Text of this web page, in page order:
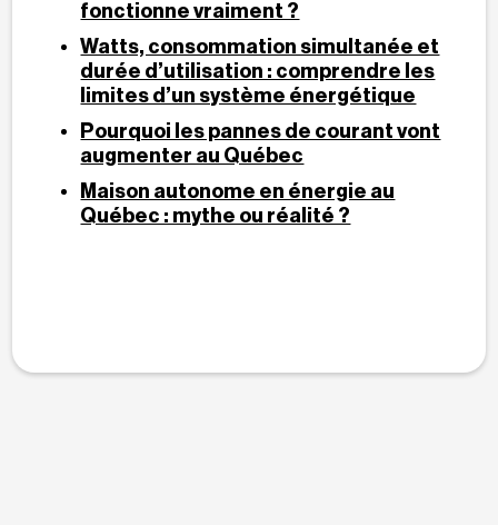
fonctionne vraiment ?
Watts, consommation simultanée et
durée d’utilisation : comprendre les
limites d’un système énergétique
Pourquoi les pannes de courant vont
augmenter au Québec
Maison autonome en énergie au
Québec : mythe ou réalité ?